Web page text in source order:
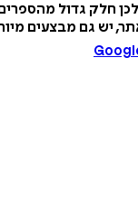
חלק גדול
יש גם מבצעים